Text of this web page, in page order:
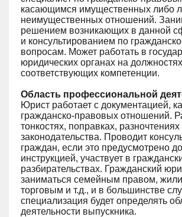
касающимся имущественных либо
неимущественных отношений.
решением возникающих в данной
и консультированием по
вопросам. Может работать в
юридических органах на
соответствующих компетенции.
Область профессиональной
Юрист работает с документацией,
гражданско-правовых отношений.
тонкостях, поправках,
законодательства. Проводит
граждан, если это предусмотрено
инструкцией, участвует в
разбирательствах. Гражданский
заниматься семейным правом,
торговым и т.д., и в большинстве
специализация будет определять
деятельности выпускника.